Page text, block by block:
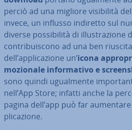
perciò ad una migliore vi­si­bi­li­tà
invece, un influsso indiretto sul
diverse pos­si­bi­li­tà di il­lu­stra­zio­ne
con­tri­bui­sco­no ad una ben
dell’ap­pli­ca­zio­ne un’icona
mo­zio­na­le in­for­ma­ti­vo e
sono quindi ugual­men­te
nell’App Store; infatti anche la
pagina dell’app può far
pli­ca­zio­ne.